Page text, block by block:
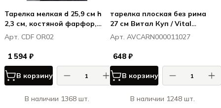
Тарелка мелкая d 25,9 см h
2,3 см, костяной фарфор,
Оригами / Origami
Арт. CDF OR02
1 594 ₽
В корзину
В наличии 1368 шт.
тарелка плоская без рима
27 см Витал Куп / Vital
Coupe
Арт. AVCARN000011027
648 ₽
В корзину
В наличии 1248 шт.